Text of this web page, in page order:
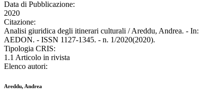
Data di Pubblicazione:
2020
Citazione:
Analisi giuridica degli itinerari culturali / Areddu, Andrea. - In:
AEDON. - ISSN 1127-1345. - n. 1/2020(2020).
Tipologia CRIS:
1.1 Articolo in rivista
Elenco autori:
Areddu, Andrea